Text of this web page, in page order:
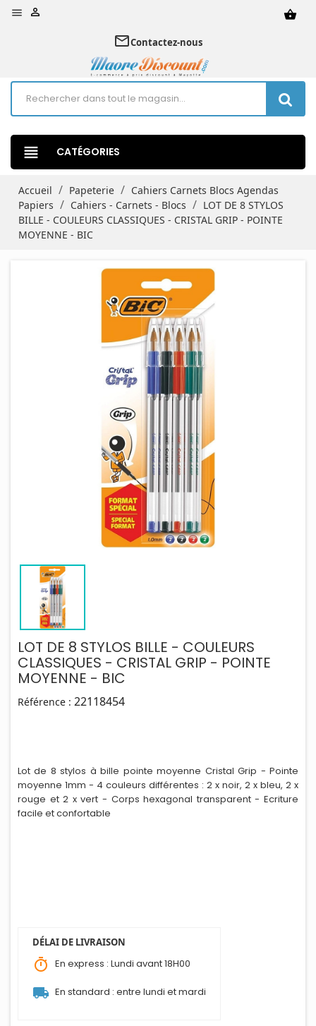
 shopping_basket

mail_outlineContactez-nous
view_headline CATÉGORIES
Accueil Papeterie
Cahiers Carnets Blocs Agendas
Papiers
Cahiers - Carnets - Blocs
LOT DE 8 STYLOS
BILLE - COULEURS CLASSIQUES - CRISTAL GRIP - POINTE
MOYENNE - BIC
LOT DE 8 STYLOS BILLE - COULEURS
CLASSIQUES - CRISTAL GRIP - POINTE
MOYENNE - BIC
Référence : 22118454
Lot de 8 stylos à bille pointe moyenne Cristal Grip - Pointe
moyenne 1mm - 4 couleurs différentes : 2 x noir, 2 x bleu, 2 x
rouge et 2 x vert - Corps hexagonal transparent - Ecriture
facile et confortable
DÉLAI DE LIVRAISON
timer En express : Lundi avant 18H00
local_shipping En standard : entre lundi et mardi